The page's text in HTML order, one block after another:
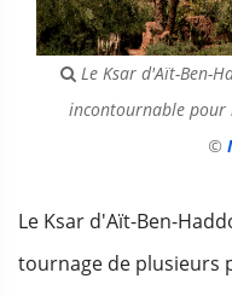
Le Ksar d'Aït-Ben-
incontournable pour
©
Le Ksar d'Aït-Ben-
tournage de plusieurs